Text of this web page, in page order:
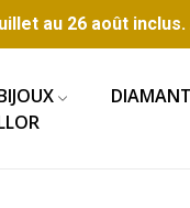
au 26 août